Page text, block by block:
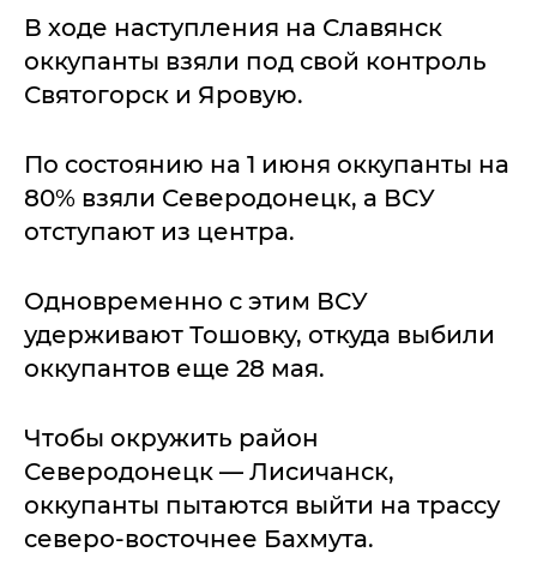
В ходе наступления на Славянск
оккупанты взяли под свой контроль
Святогорск и Яровую.
По состоянию на 1 июня оккупанты на
80% взяли Северодонецк, а ВСУ
отступают из центра.
Одновременно с этим ВСУ
удерживают Тошовку, откуда выбили
оккупантов еще 28 мая.
Чтобы окружить район
Северодонецк — Лисичанск,
оккупанты пытаются выйти на трассу
северо-восточнее Бахмута.